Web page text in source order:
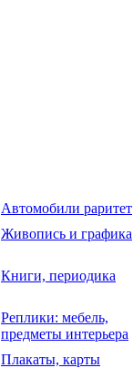
Автомобили раритет
Живопись и графика
Книги, периодика
Реплики: мебель,
предметы интерьера
Плакаты, карты